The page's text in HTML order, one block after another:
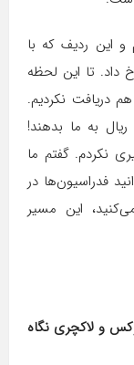
این ردیف که با
داد. تا این لحظه
دریافت نکردیم.
به ما بدهند!
نیفتاد من برای سال ۹۹ پیگیری نکردم. گفتم ما
فدراسیون‌ها در
این مسیر
و لاکچری نگاه